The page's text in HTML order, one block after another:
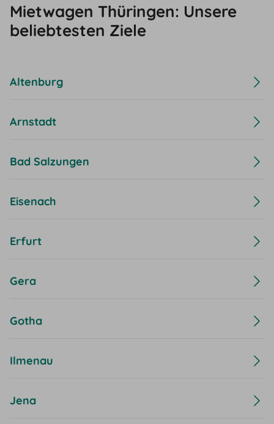
Mietwagen Thüringen: Unsere
beliebtesten Ziele
Altenburg
Arnstadt
Bad Salzungen
Eisenach
Erfurt
Gera
Gotha
Ilmenau
Jena